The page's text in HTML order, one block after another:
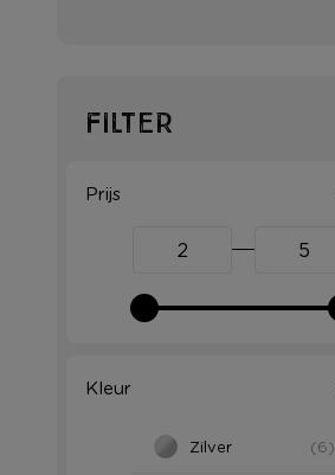
Filter
Prijs
Kleur
Zilver (6)